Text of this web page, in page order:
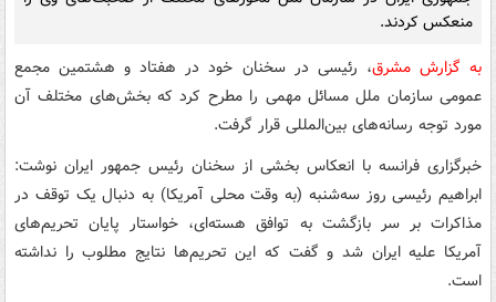
منعکس کردند.
به گزارش مشرق، رئیسی در سخنان خود در هفتاد و هشتمین مجمع
عمومی سازمان ملل مسائل مهمی را مطرح کرد که بخش‌های مختلف آن
مورد توجه رسانه‌های بین‌المللی قرار گرفت.
خبرگزاری فرانسه با انعکاس بخشی از سخنان رئیس جمهور ایران نوشت:
ابراهیم رئیسی روز سه‌شنبه (به وقت محلی آمریکا) به دنبال یک توقف در
مذاکرات بر سر بازگشت به توافق هسته‌ای، خواستار پایان تحریم‌های
آمریکا علیه ایران شد و گفت که این تحریم‌ها نتایج مطلوب را نداشته
است.